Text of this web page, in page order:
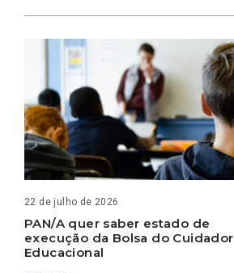
22 de julho de 2026
PAN/A quer saber estado de
execução da Bolsa do Cuidador
Educacional